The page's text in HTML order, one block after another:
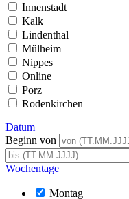
Innenstadt
Kalk
Lindenthal
Mülheim
Nippes
Online
Porz
Rodenkirchen
Datum
Beginn von
Wochentage
Montag